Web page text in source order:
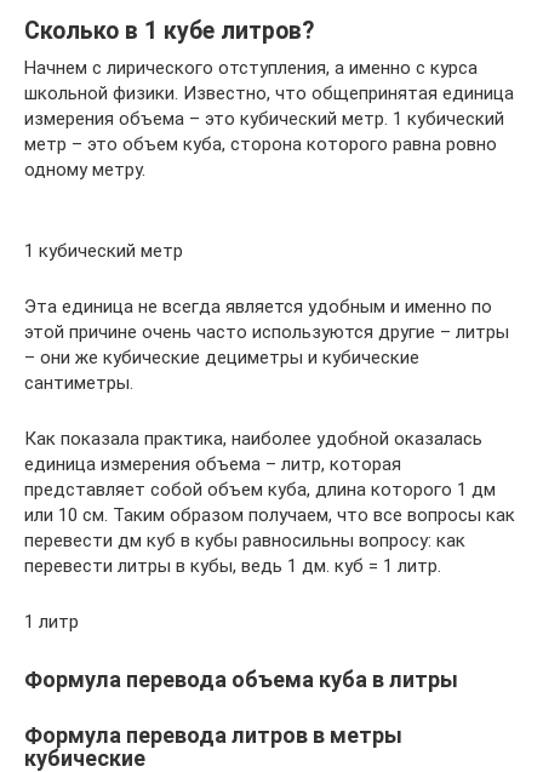
Сколько в 1 кубе литров?
Начнем с лирического отступления, а именно с курса
школьной физики. Известно, что общепринятая единица
измерения объема – это кубический метр. 1 кубический
метр – это объем куба, сторона которого равна ровно
одному метру.
1 кубический метр
Эта единица не всегда является удобным и именно по
этой причине очень часто используются другие – литры
– они же кубические дециметры и кубические
сантиметры.
Как показала практика, наиболее удобной оказалась
единица измерения объема – литр, которая
представляет собой объем куба, длина которого 1 дм
или 10 см. Таким образом получаем, что все вопросы как
перевести дм куб в кубы равносильны вопросу: как
перевести литры в кубы, ведь 1 дм. куб = 1 литр.
1 литр
Формула перевода объема куба в литры
Формула перевода литров в метры
кубические